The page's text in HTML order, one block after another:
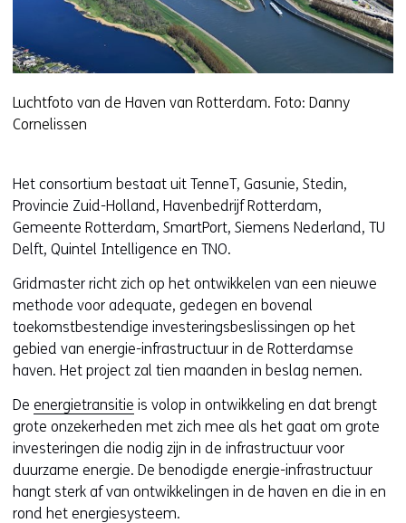
Luchtfoto van de Haven van Rotterdam. Foto: Danny
Cornelissen
Het consortium bestaat uit TenneT, Gasunie, Stedin,
Provincie Zuid-Holland, Havenbedrijf Rotterdam,
Gemeente Rotterdam, SmartPort, Siemens Nederland, TU
Delft, Quintel Intelligence en TNO.
Gridmaster richt zich op het ontwikkelen van een nieuwe
methode voor adequate, gedegen en bovenal
toekomstbestendige investeringsbeslissingen op het
gebied van energie-infrastructuur in de Rotterdamse
haven. Het project zal tien maanden in beslag nemen.
De energietransitie is volop in ontwikkeling en dat brengt
grote onzekerheden met zich mee als het gaat om grote
investeringen die nodig zijn in de infrastructuur voor
duurzame energie. De benodigde energie-infrastructuur
hangt sterk af van ontwikkelingen in de haven en die in en
rond het energiesysteem.